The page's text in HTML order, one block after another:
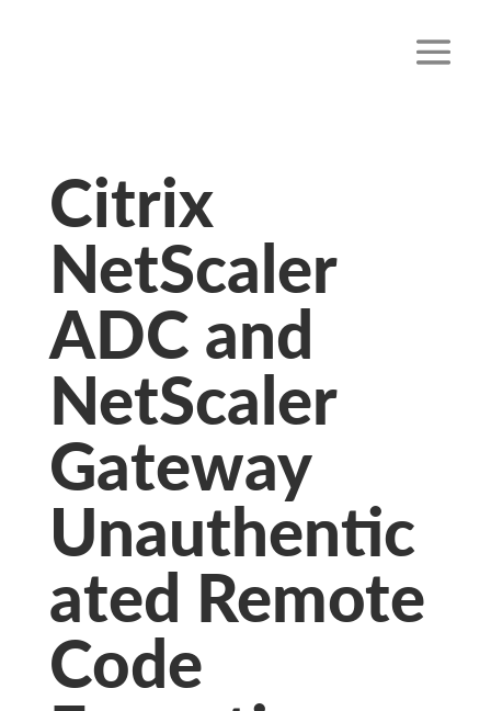
Citrix
NetScaler
ADC and
NetScaler
Gateway
Unauthentic
ated Remote
Code